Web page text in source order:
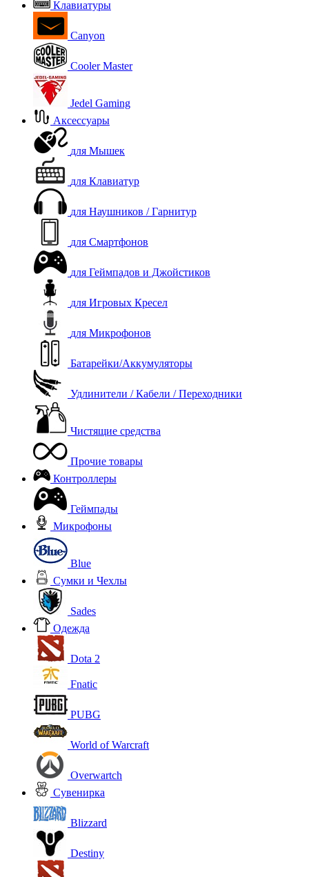
Клавиатуры
Canyon
Cooler Master
Jedel Gaming
Аксессуары
для Мышек
для Клавиатур
для Наушников / Гарнитур
для Смартфонов
для Геймпадов и Джойстиков
для Игровых Кресел
для Микрофонов
Батарейки/Аккумуляторы
Удлинители / Кабели / Переходники
Чистящие средства
Прочие товары
Контроллеры
Геймпады
Микрофоны
Blue
Сумки и Чехлы
Sades
Одежда
Dota 2
Fnatic
PUBG
World of Warcraft
Overwartch
Сувенирка
Blizzard
Destiny